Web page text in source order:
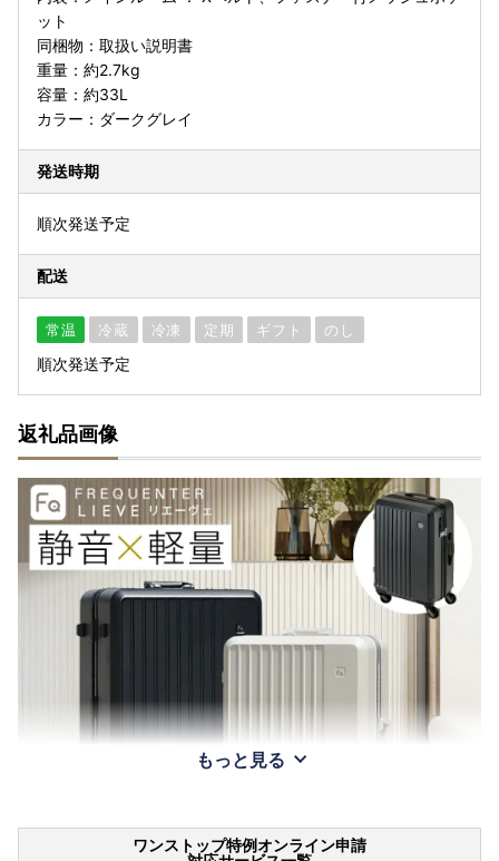
ット
同梱物：取扱い説明書
重量：約2.7kg
容量：約33L
カラー：ダークグレイ
発送時期
順次発送予定
配送
常温 冷蔵 冷凍 定期 ギフト のし
順次発送予定
返礼品画像
もっと見る
ワンストップ特例オンライン申請